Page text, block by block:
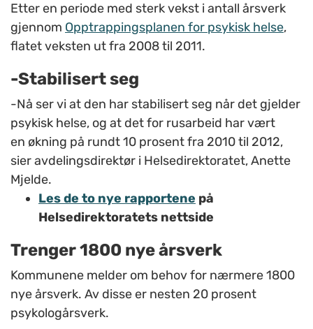
Etter en periode med sterk vekst i antall årsverk
gjennom Opptrappingsplanen for psykisk helse,
flatet veksten ut fra 2008 til 2011.
-Stabilisert seg
-Nå ser vi at den har stabilisert seg når det gjelder
psykisk helse, og at det for rusarbeid har vært
en økning på rundt 10 prosent fra 2010 til 2012,
sier avdelingsdirektør i Helsedirektoratet, Anette
Mjelde.
Les de to nye rapportene på
Helsedirektoratets nettside
Trenger 1800 nye årsverk
Kommunene melder om behov for nærmere 1800
nye årsverk. Av disse er nesten 20 prosent
psykologårsverk.